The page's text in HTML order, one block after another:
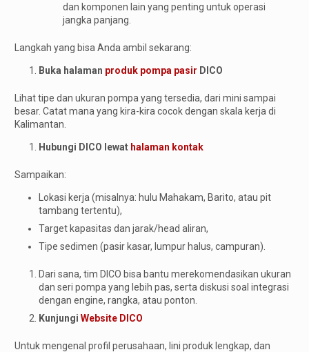
dan komponen lain yang penting untuk operasi
jangka panjang.
Langkah yang bisa Anda ambil sekarang:
Buka halaman produk pompa pasir DICO
Lihat tipe dan ukuran pompa yang tersedia, dari mini sampai
besar. Catat mana yang kira-kira cocok dengan skala kerja di
Kalimantan.
Hubungi DICO lewat halaman kontak
Sampaikan:
Lokasi kerja (misalnya: hulu Mahakam, Barito, atau pit
tambang tertentu),
Target kapasitas dan jarak/head aliran,
Tipe sedimen (pasir kasar, lumpur halus, campuran).
Dari sana, tim DICO bisa bantu merekomendasikan ukuran
dan seri pompa yang lebih pas, serta diskusi soal integrasi
dengan engine, rangka, atau ponton.
Kunjungi Website DICO
Untuk mengenal profil perusahaan, lini produk lengkap, dan